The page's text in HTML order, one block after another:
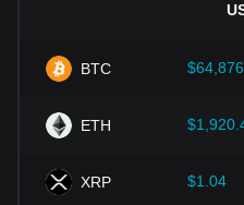
pueden aumentar la
políticas regulatorias
pueden obstaculizar el
del país en el que se emite
de inflación, las tasas de
BTC
ETH
XRP $1.04